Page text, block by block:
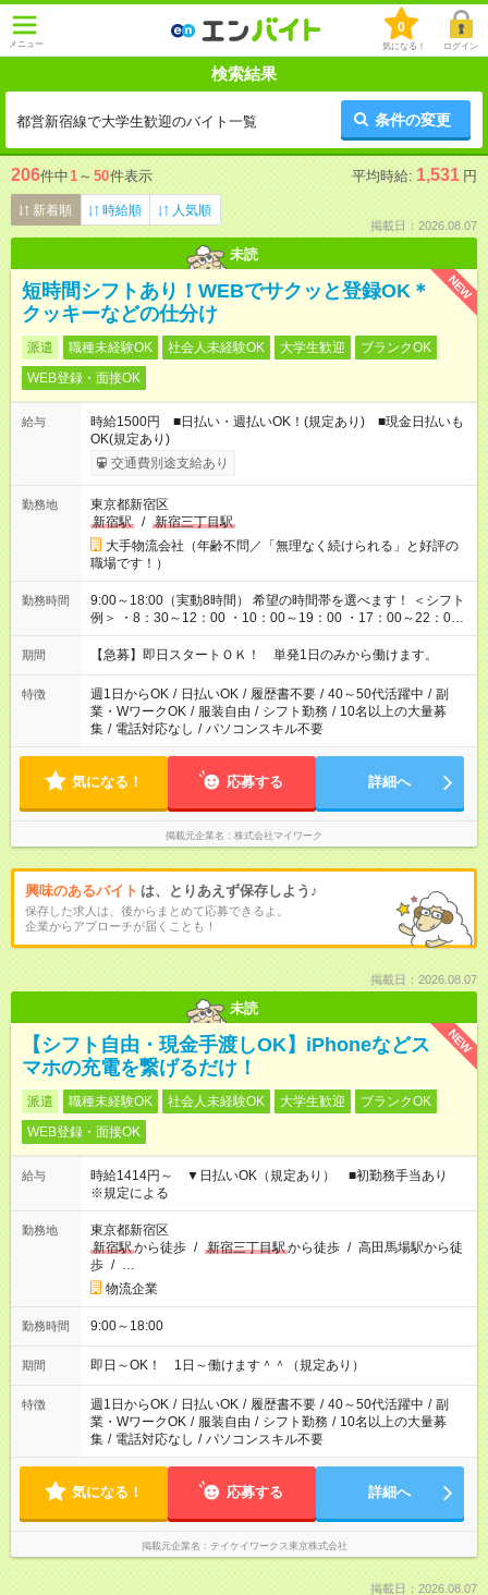
メニュー
0
気になる！ ログイン
検索結果
都営新宿線で大学生歓迎のバイト一覧 条件の変更
206件中1 ～ 50件表示 平均時給: 1,531 円
新着順 時給順 人気順
掲載日：2026.08.07
未読
NEW
短時間シフトあり！WEBでサクッと登録OK＊
クッキーなどの仕分け
派遣 職種未経験OK 社会人未経験OK 大学生歓迎
ブランクOK
WEB登録・面接OK
給与
時給1500円 ■日払い・週払いOK！(規定あり) ■現金日払いも
OK(規定あり)
交通費別途支給あり
勤務地
東京都新宿区
新宿駅
/ 新宿三丁目駅
大手物流会社（年齢不問／「無理なく続けられる」と好評の
職場です！）
勤務時間
9:00～18:00（実動8時間） 希望の時間帯を選べます！ ＜シフト
例＞ ・8：30～12：00 ・10：00～19：00 ・17：00～22：00
・13：00～22：00 ・22：00～翌6：00 など
期間 【急募】即日スタートＯＫ！ 単発1日のみから働けます。
特徴 週1日からOK / 日払いOK / 履歴書不要 / 40～50代活躍中 / 副
業・WワークOK / 服装自由 / シフト勤務 / 10名以上の大量募
集 / 電話対応なし / パソコンスキル不要
気になる！ 応募する 詳細へ
掲載元企業名 株式会社マイワーク
興味のあるバイト は、とりあえず保存しよう♪
保存した求人は、後からまとめて応募できるよ。
企業からアプローチが届くことも！
掲載日：2026.08.07
未読
NEW
【シフト自由・現金手渡しOK】iPhoneなどス
マホの充電を繋げるだけ！
派遣 職種未経験OK 社会人未経験OK 大学生歓迎
ブランクOK
WEB登録・面接OK
給与
時給1414円～ ▼日払いOK（規定あり） ■初勤務手当あり
※規定による
勤務地
東京都新宿区
新宿駅から徒歩 / 新宿三丁目駅から徒歩 / 高田馬場駅から徒
歩 / …
物流企業
勤務時間 9:00～18:00
期間 即日～OK！ 1日～働けます＾＾（規定あり）
特徴 週1日からOK / 日払いOK / 履歴書不要 / 40～50代活躍中 / 副
業・WワークOK / 服装自由 / シフト勤務 / 10名以上の大量募
集 / 電話対応なし / パソコンスキル不要
気になる！ 応募する 詳細へ
掲載元企業名 テイケイワークス東京株式会社
掲載日：2026.08.07